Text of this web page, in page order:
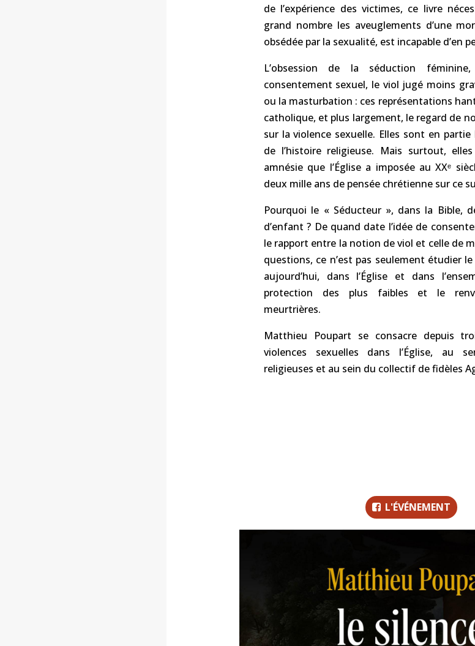
de l’expérience des victimes, ce livre
grand nombre les aveuglements d’une
obsédée par la sexualité, est incapable d’en
L’obsession de la séduction
consentement sexuel, le viol jugé moins
ou la masturbation : ces représentations
catholique, et plus largement, le regard de
sur la violence sexuelle. Elles sont en
de l’histoire religieuse. Mais surtout,
amnésie que l’Église a imposée au XXᵉ
deux mille ans de pensée chrétienne sur ce
Pourquoi le « Séducteur », dans la Bible,
d’enfant ? De quand date l’idée de
le rapport entre la notion de viol et celle de
questions, ce n’est pas seulement étudier
aujourd’hui, dans l’Église et dans
protection des plus faibles et le
meurtrières.
Matthieu Poupart se consacre depuis
violences sexuelles dans l’Église, au
religieuses et au sein du collectif de fidèles
L'ÉVÉNEMENT